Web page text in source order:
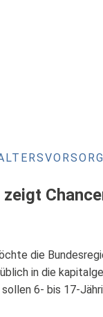
die
in die
6- bis 17-